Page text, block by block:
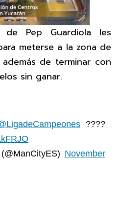
Pep Guardiola les
meterse a la zona de
de terminar con
sin ganar.
????
November